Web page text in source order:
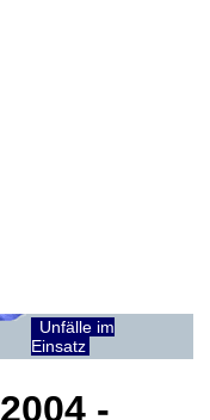
Unfälle im
Einsatz
-